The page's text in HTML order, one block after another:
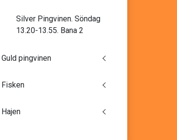
Silver Pingvinen. Söndag
13.20-13.55. Bana 2
Guld pingvinen
Fisken
Hajen